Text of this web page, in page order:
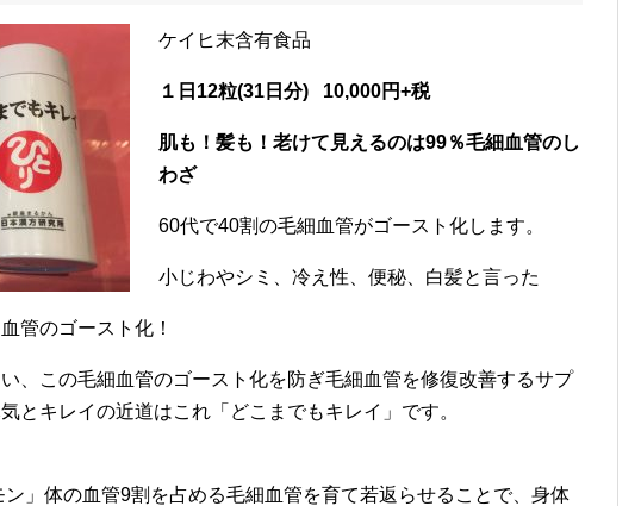
ケイヒ末含有食品
１日12粒(31日分) 10,000円+税
肌も！髪も！老けて見えるのは99％毛細血管のし
わざ
60代で40割の毛細血管がゴースト化します。
小じわやシミ、冷え性、便秘、白髪と言った
管のゴースト化！
、この毛細血管のゴースト化を防ぎ毛細血管を修復改善するサプ
とキレイの近道はこれ「どこまでもキレイ」です。
」体の血管9割を占める毛細血管を育て若返らせることで、身体